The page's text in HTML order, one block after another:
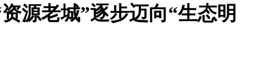
源老城”逐步迈向“生态明